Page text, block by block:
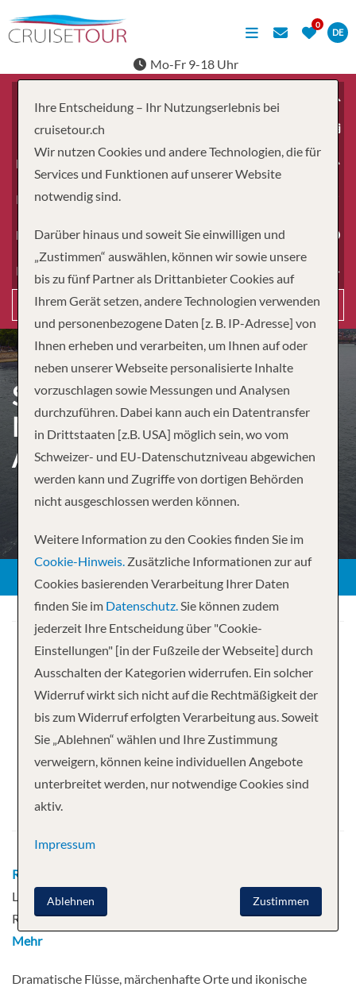
DE
Mo-Fr 9-18 Uhr
Erwachsene
Kinder
Dauer
Reiseart
Suchen
SCHÖNE TAGE AN RHEIN &
MOSEL – VON BASEL BIS
AMSTERDAM
Ihre Kreuzfahrt
10 Nächte AmaPrima
Abfahrt
Route
Ludwigshafen - Rüdesheim - Rüdesheim -
Rhine Gorge - Bernkastel - Trier - Cochem
Mehr
Dramatische Flüsse, märchenhafte Orte und ikonische
Ihre Entscheidung – Ihr Nutzungserlebnis bei
cruisetour.ch
Wir nutzen Cookies und andere Technologien, die für
Services und Funktionen auf unserer Website
notwendig sind.
Darüber hinaus und soweit Sie einwilligen und
„Zustimmen“ auswählen, können wir sowie unsere
bis zu fünf Partner als Drittanbieter Cookies auf
Ihrem Gerät setzen, andere Technologien verwenden
und personenbezogene Daten [z. B. IP-Adresse] von
Ihnen erheben und verarbeiten, um Ihnen auf oder
neben unserer Webseite personalisierte Inhalte
vorzuschlagen sowie Messungen und Analysen
durchzuführen. Dabei kann auch ein Datentransfer
in Drittstaaten [z.B. USA] möglich sein, wo vom
Schweizer- und EU-Datenschutzniveau abgewichen
werden kann und Zugriffe von dortigen Behörden
nicht ausgeschlossen werden können.
Weitere Information zu den Cookies finden Sie im
Cookie-Hinweis. Zusätzliche Informationen zur auf
Cookies basierenden Verarbeitung Ihrer Daten
finden Sie im Datenschutz.Sie können zudem
jederzeit Ihre Entscheidung über "Cookie-
Einstellungen" [in der Fußzeile der Webseite] durch
Ausschalten der Kategorien widerrufen. Ein solcher
Widerruf wirkt sich nicht auf die Rechtmäßigkeit der
bis zum Widerruf erfolgten Verarbeitung aus. Soweit
Sie „Ablehnen“ wählen und Ihre Zustimmung
verweigern, können keine individuellen Angebote
unterbreitet werden, nur notwendige Cookies sind
aktiv.
Impressum
Zustimmen
Ablehnen